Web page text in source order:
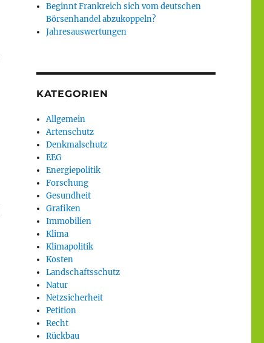
Beginnt Frankreich sich vom deutschen
Börsenhandel abzukoppeln?
Jahresauswertungen
KATEGORIEN
Allgemein
Artenschutz
Denkmalschutz
EEG
Energiepolitik
Forschung
Gesundheit
Grafiken
Immobilien
Klima
Klimapolitik
Kosten
Landschaftsschutz
Natur
Netzsicherheit
Petition
Recht
Rückbau